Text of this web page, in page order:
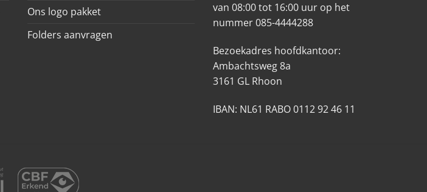
Ons logo pakket
Folders aanvragen
van 08:00 tot 16:00 uur op het
nummer 085-4444288
Bezoekadres hoofdkantoor:
Ambachtsweg 8a
3161 GL Rhoon
IBAN: NL61 RABO 0112 92 46 11